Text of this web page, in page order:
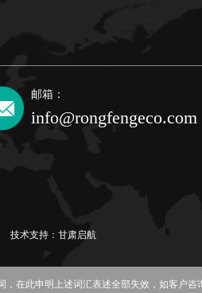
邮箱：
info@rongfengeco.com
技术支持： 甘肃启航
在此申明上述词汇表述全部失效，如客户